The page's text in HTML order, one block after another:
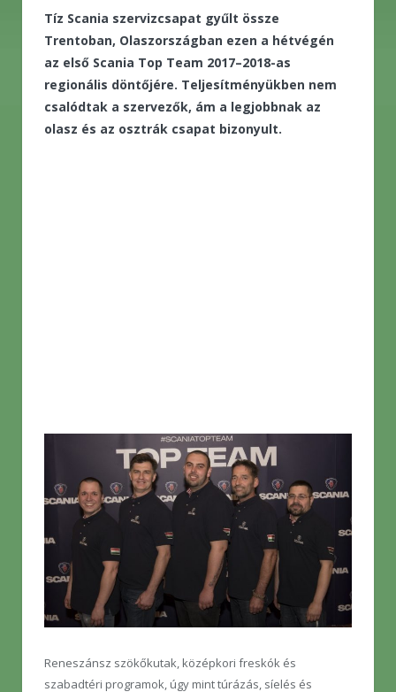
Tíz Scania szervizcsapat gyűlt össze
Trentoban, Olaszországban ezen a hétvégén
az első Scania Top Team 2017–2018-as
regionális döntőjére. Teljesítményükben nem
csalódtak a szervezők, ám a legjobbnak az
olasz és az osztrák csapat bizonyult.
Reneszánsz szökőkutak, középkori freskók és
szabadtéri programok, úgy mint túrázás, síelés és